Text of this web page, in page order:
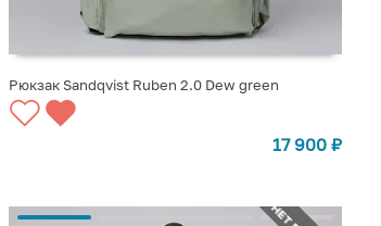
СООБЩИТЬ О ПОСТУПЛЕНИИ
Рюкзак Sandqvist Ruben 2.0 Dew green
17 900 ₽